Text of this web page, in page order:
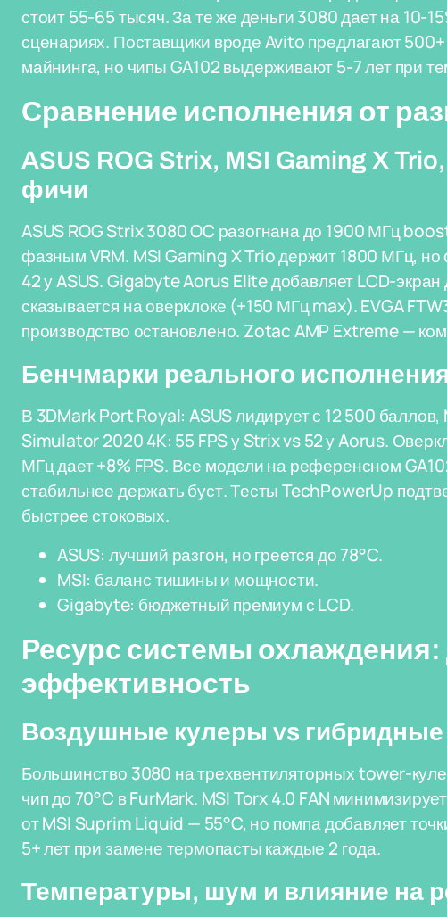
стоит 55-65 тысяч. За те же деньги 3080 дает на
сценариях. Поставщики вроде Avito предлагают
майнинга, но чипы GA102 выдерживают 5-7 лет при
Сравнение исполнения от
ASUS ROG Strix, MSI Gaming X
фичи
ASUS ROG Strix 3080 OC разогнана до 1900 МГц
фазным VRM. MSI Gaming X Trio держит 1800 МГц,
42 у ASUS. Gigabyte Aorus Elite добавляет LCD-
сказывается на оверклоке (+150 МГц max). EVGA
производство остановлено. Zotac AMP Extreme —
Бенчмарки реального
В 3DMark Port Royal: ASUS лидирует с 12 500
Simulator 2020 4K: 55 FPS у Strix vs 52 у Aorus.
МГц дает +8% FPS. Все модели на референсном
стабильнее держать буст. Тесты TechPowerUp
быстрее стоковых.
ASUS: лучший разгон, но греется до 78°C.
MSI: баланс тишины и мощности.
Gigabyte: бюджетный премиум с LCD.
Ресурс системы охлаждения:
эффективность
Воздушные кулеры vs
Большинство 3080 на трехвентиляторных tower-
чип до 70°C в FurMark. MSI Torx 4.0 FAN
от MSI Suprim Liquid — 55°C, но помпа добавляет
5+ лет при замене термопасты каждые 2 года.
Температуры, шум и влияние на